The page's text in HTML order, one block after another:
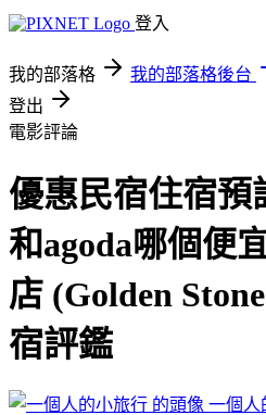
登入
我的部落格 我的部落格後台
登出
電影評論
優惠民宿住宿預
和agoda哪個便
店 (Golden
宿評鑑
一個人